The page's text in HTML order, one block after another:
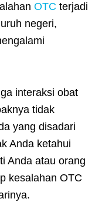
OTC terjadi
negeri,
interaksi obat
tidak
yang disadari
Anda ketahui
Anda atau orang
kesalahan OTC